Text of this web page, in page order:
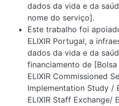
dados da vida e da
nome do serviço].
Este trabalho foi
ELIXIR Portugal, a
dados da vida e da
financiamento de
ELIXIR Commissioned
Implementation Study /
ELIXIR Staff Exchange/